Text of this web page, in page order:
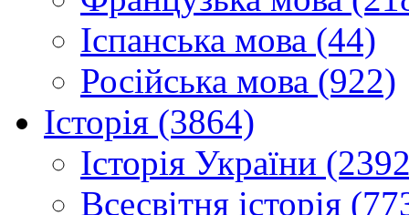
Іспанська мова (44)
Російська мова (922)
Історія (3864)
Історія України
Всесвітня історія